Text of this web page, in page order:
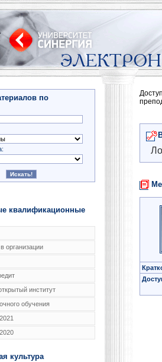
по
квалификационные
организации
институт
обучения
культура